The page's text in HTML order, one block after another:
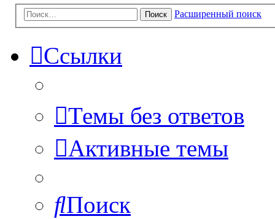
Поиск Расширенный поиск
Ссылки
Темы без ответов
Активные темы
Поиск